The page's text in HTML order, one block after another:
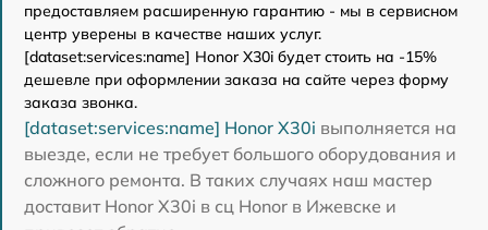
предоставляем расширенную гарантию - мы в сервисном
центр уверены в качестве наших услуг.
[dataset:services:name] Honor X30i будет стоить на -15%
дешевле при оформлении заказа на сайте через форму
заказа звонка.
[dataset:services:name] Honor X30i выполняется на
выезде, если не требует большого оборудования и
сложного ремонта. В таких случаях наш мастер
доставит Honor X30i в сц Honor в Ижевске и